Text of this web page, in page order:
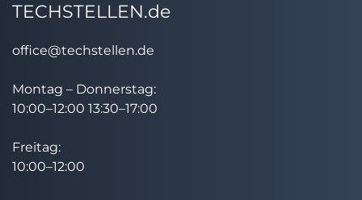
TECHSTELLEN.de
office@techstellen.de
Montag – Donnerstag:
10:00–12:00 13:30–17:00
Freitag:
10:00–12:00